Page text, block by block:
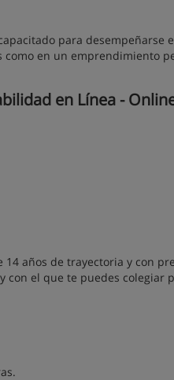
para desempeñarse
en un emprendimiento
en Línea -
años de trayectoria y con
con el que te puedes colegiar